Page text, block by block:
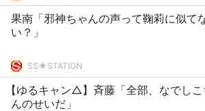
果南「邪神ちゃんの声って鞠莉に似て
い？」
SS★STATION
【ゆるキャン△】斉藤「全部、なでしこ
んのせいだ」